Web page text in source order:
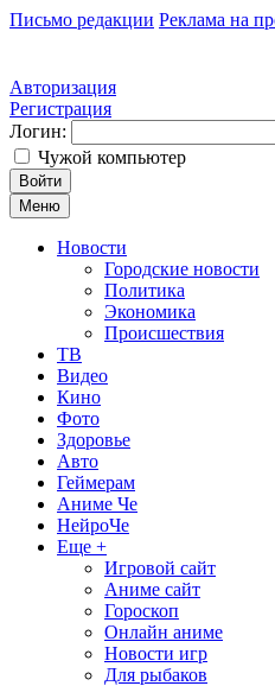
Письмо редакции Реклама на
Авторизация
Регистрация
Логин:
Чужой компьютер
Войти
Меню
Новости
Городские новости
Политика
Экономика
Происшествия
ТВ
Видео
Кино
Фото
Здоровье
Авто
Геймерам
Аниме Че
НейроЧе
Еще +
Игровой сайт
Аниме сайт
Гороскоп
Онлайн аниме
Новости игр
Для рыбаков